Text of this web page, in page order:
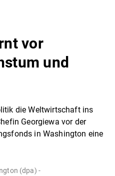
vor
und
die Weltwirtschaft ins
Georgiewa vor der
in Washington eine
(dpa) -